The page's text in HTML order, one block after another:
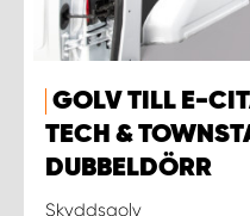
GOLV TILL E-
TECH &
DUBBELDÖRR
Skyddsgolv